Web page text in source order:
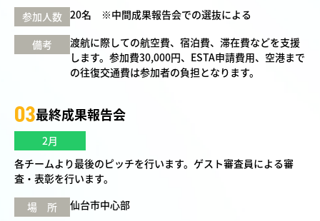
参加人数 20名 ※中間成果報告会での選抜による
備考
渡航に際しての航空費、宿泊費、滞在費などを支援
します。参加費30,000円、ESTA申請費用、空港まで
の往復交通費は参加者の負担となります。
03最終成果報告会
2月
各チームより最後のピッチを行います。ゲスト審査員による審
査・表彰を行います。
場 所
仙台市中心部